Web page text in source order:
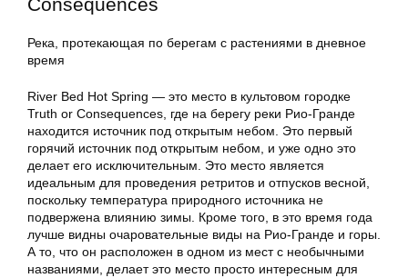
Consequences
Река, протекающая по берегам с растениями в дневное
время
River Bed Hot Spring — это место в культовом городке
Truth or Consequences, где на берегу реки Рио-Гранде
находится источник под открытым небом. Это первый
горячий источник под открытым небом, и уже одно это
делает его исключительным. Это место является
идеальным для проведения ретритов и отпусков весной,
поскольку температура природного источника не
подвержена влиянию зимы. Кроме того, в это время года
лучше видны очаровательные виды на Рио-Гранде и горы.
А то, что он расположен в одном из мест с необычными
названиями, делает это место просто интересным для